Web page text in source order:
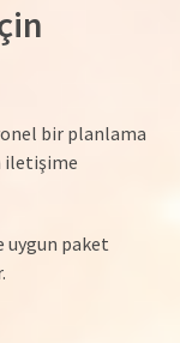
bir planlama
iletişime
uygun paket